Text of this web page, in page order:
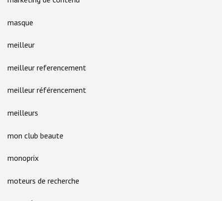
masque
meilleur
meilleur referencement
meilleur référencement
meilleurs
mon club beaute
monoprix
moteurs de recherche